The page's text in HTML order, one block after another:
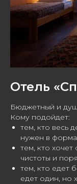
Отель
Бюджетный и
Кому подойдет:
тем, кто весь
нужен в
тем, кто
чистоты и
тем, кто едет
едет один, но